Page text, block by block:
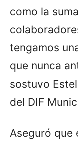
como la
tengamos
que nunca
sostuvo
del DIF
Aseguró que